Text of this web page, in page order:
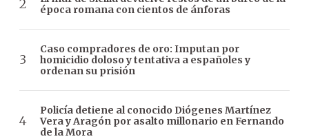
época romana con cientos de ánforas
Caso compradores de oro: Imputan por
homicidio doloso y tentativa a españoles y
ordenan su prisión
Policía detiene al conocido Diógenes Martínez
Vera y Aragón por asalto millonario en Fernando
de la Mora